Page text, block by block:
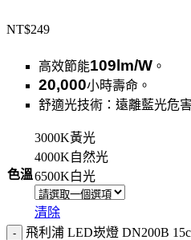
NT$249
高效節能109lm/W 。
20,000小時壽命。
舒適光技術：遠離藍光危
色溫
3000K黃光
4000K自然光
6500K白光
清除
飛利浦 LED崁燈 DN200B